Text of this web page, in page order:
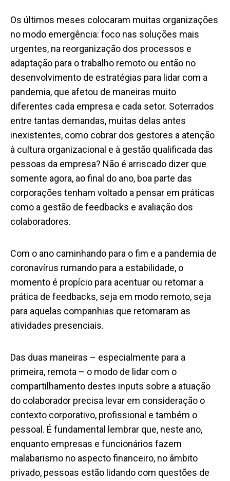
Os últimos meses colocaram muitas organizações
no modo emergência: foco nas soluções mais
urgentes, na reorganização dos processos e
adaptação para o trabalho remoto ou então no
desenvolvimento de estratégias para lidar com a
pandemia, que afetou de maneiras muito
diferentes cada empresa e cada setor. Soterrados
entre tantas demandas, muitas delas antes
inexistentes, como cobrar dos gestores a atenção
à cultura organizacional e à gestão qualificada das
pessoas da empresa? Não é arriscado dizer que
somente agora, ao final do ano, boa parte das
corporações tenham voltado a pensar em práticas
como a gestão de feedbacks e avaliação dos
colaboradores.
Com o ano caminhando para o fim e a pandemia de
coronavírus rumando para a estabilidade, o
momento é propício para acentuar ou retomar a
prática de feedbacks, seja em modo remoto, seja
para aquelas companhias que retomaram as
atividades presenciais.
Das duas maneiras – especialmente para a
primeira, remota – o modo de lidar com o
compartilhamento destes inputs sobre a atuação
do colaborador precisa levar em consideração o
contexto corporativo, profissional e também o
pessoal. É fundamental lembrar que, neste ano,
enquanto empresas e funcionários fazem
malabarismo no aspecto financeiro, no âmbito
privado, pessoas estão lidando com questões de